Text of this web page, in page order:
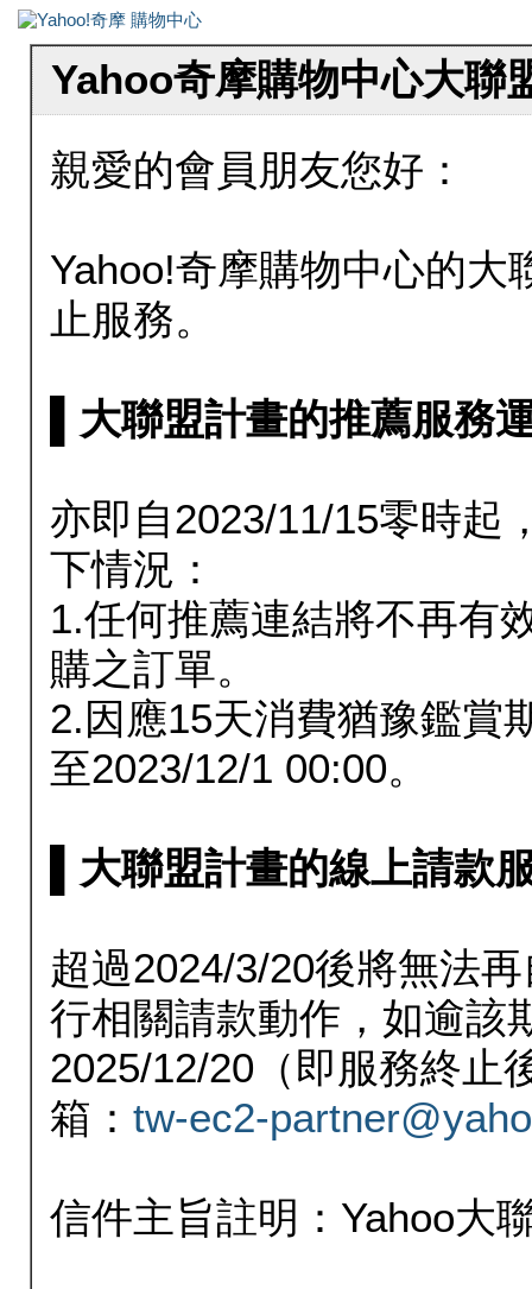
Yahoo奇摩購物中心大聯
親愛的會員朋友您好：
Yahoo!奇摩購物中心的大
止服務。
▌大聯盟計畫的推薦服務
亦即自2023/11/15零時起
下情況：
1.任何推薦連結將不再有
購之訂單。
2.因應15天消費猶豫鑑賞
至2023/12/1 00:00。
▌大聯盟計畫的線上請款
超過2024/3/20後將無法
行相關請款動作，如逾該
2025/12/20（即服務終止
箱： tw-ec2-
信件主旨註明：Yahoo大